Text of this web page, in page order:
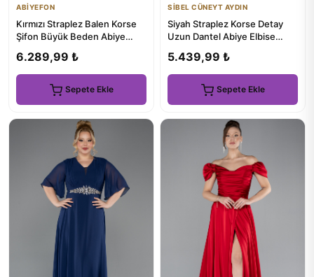
ABİYEFON
Kırmızı Straplez Balen Korse
Şifon Büyük Beden Abiye
6.289,99 ₺
Sepete Ekle
SİBEL CÜNEYT AYDIN
Siyah Straplez Korse Detay
Uzun Dantel Abiye Elbise
5.439,99 ₺
Sepete Ekle